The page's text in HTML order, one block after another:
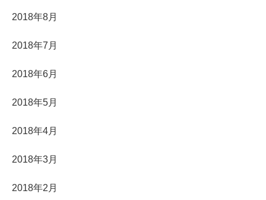
2018年8月
2018年7月
2018年6月
2018年5月
2018年4月
2018年3月
2018年2月